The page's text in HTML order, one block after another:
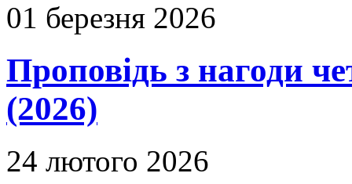
01 березня 2026
Проповідь з нагоди
(2026)
24 лютого 2026